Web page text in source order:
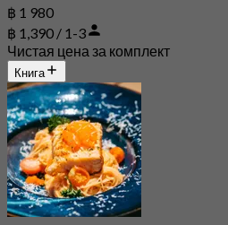
฿ 1 980
฿ 1,390 / 1-3
Чистая цена за комплект
Книга